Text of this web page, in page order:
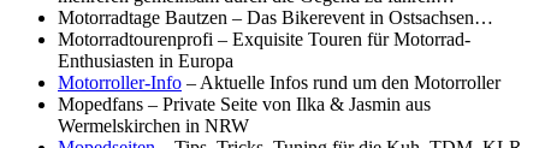
Motorradtage Bautzen – Das Bikerevent in Ostsachsen…
Motorradtourenprofi – Exquisite Touren für Motorrad-
Enthusiasten in Europa
Motorroller-Info – Aktuelle Infos rund um den Motorroller
Mopedfans – Private Seite von Ilka & Jasmin aus
Wermelskirchen in NRW